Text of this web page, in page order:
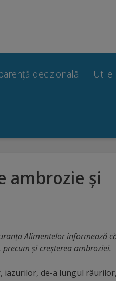
decizională Utile
ambrozie și
Alimentelor informează
și creșterea ambroziei.
iazurilor, de-a lungul